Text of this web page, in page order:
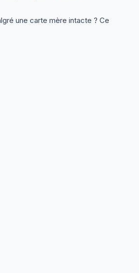
une carte mère intacte ? Ce